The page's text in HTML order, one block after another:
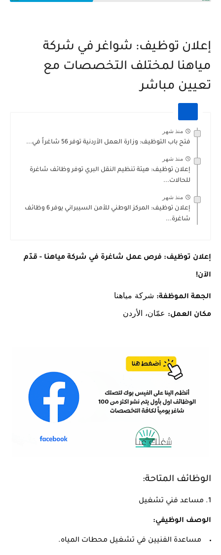
إعلان توظيف: شواغر في شركة
مياهنا لمختلف التخصصات مع
تعيين مباشر
منذ شهر
فتح باب التوظيف: وزارة العمل الأردنية توفر 56 شاغراً في...
منذ شهر
إعلان توظيف: هيئة تنظيم النقل البري توفر وظائف شاغرة
للحالات...
منذ شهر
إعلان توظيف: المركز الوطني للأمن السيبراني يوفر 6 وظائف
شاغرة...
إعلان توظيف: فرص عمل شاغرة في شركة مياهنا - قدّم
الآن!
الجهة الموظفة: شركة مياهنا
مكان العمل: عمّان، الأردن
الوظائف المتاحة:
1. مساعد فني تشغيل
الوصف الوظيفي:
مساعدة الفنيين في تشغيل محطات المياه.